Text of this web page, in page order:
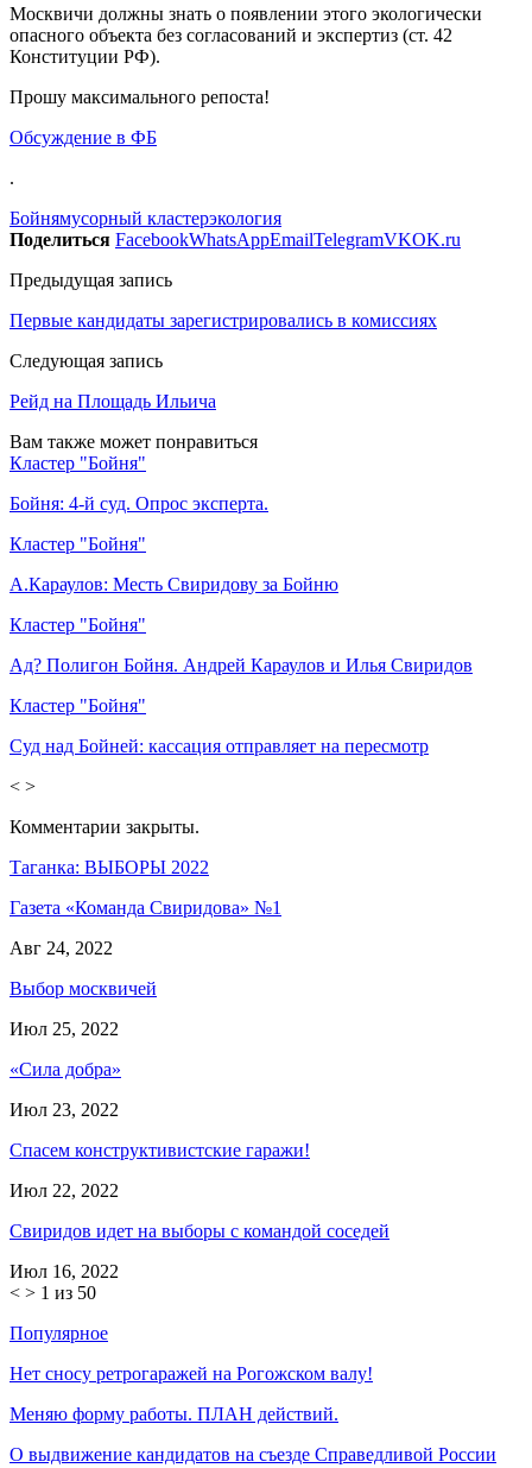
Москвичи должны знать о появлении этого экологически
опасного объекта без согласований и экспертиз (ст. 42
Конституции РФ).
Прошу максимального репоста!
Обсуждение в ФБ
.
Бойнямусорный кластерэкология
Поделиться FacebookWhatsAppEmailTelegramVKOK.ru
Предыдущая запись
Первые кандидаты зарегистрировались в комиссиях
Следующая запись
Рейд на Площадь Ильича
Вам также может понравиться
Кластер "Бойня"
Бойня: 4-й суд. Опрос эксперта.
Кластер "Бойня"
А.Караулов: Месть Свиридову за Бойню
Кластер "Бойня"
Ад? Полигон Бойня. Андрей Караулов и Илья Свиридов
Кластер "Бойня"
Суд над Бойней: кассация отправляет на пересмотр
< >
Комментарии закрыты.
Таганка: ВЫБОРЫ 2022
Газета «Команда Свиридова» №1
Авг 24, 2022
Выбор москвичей
Июл 25, 2022
«Сила добра»
Июл 23, 2022
Спасем конструктивистские гаражи!
Июл 22, 2022
Свиридов идет на выборы с командой соседей
Июл 16, 2022
< > 1 из 50
Популярное
Нет сносу ретрогаражей на Рогожском валу!
Меняю форму работы. ПЛАН действий.
О выдвижение кандидатов на съезде Справедливой России